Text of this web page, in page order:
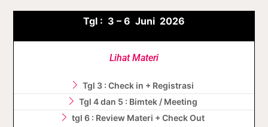
Tgl : 3 – 6 Juni 2026
Lihat Materi
Tgl 3 : Check in + Registrasi
Tgl 4 dan 5 : Bimtek / Meeting
tgl 6 : Review Materi + Check Out